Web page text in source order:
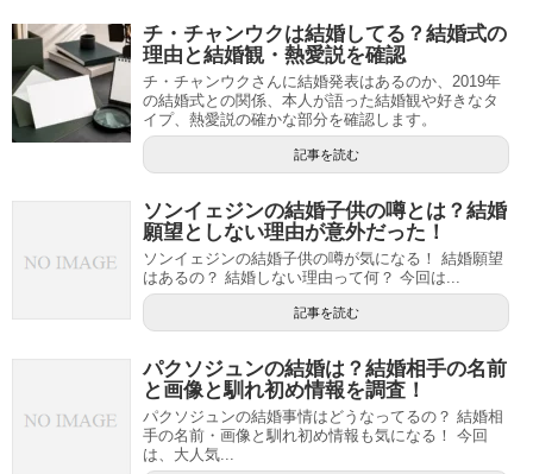
チ・チャンウクは結婚してる？結婚式の
理由と結婚観・熱愛説を確認
チ・チャンウクさんに結婚発表はあるのか、2019年
の結婚式との関係、本人が語った結婚観や好きなタ
イプ、熱愛説の確かな部分を確認します。
記事を読む
ソンイェジンの結婚子供の噂とは？結婚
願望としない理由が意外だった！
ソンイェジンの結婚子供の噂が気になる！ 結婚願望
はあるの？ 結婚しない理由って何？ 今回は...
記事を読む
パクソジュンの結婚は？結婚相手の名前
と画像と馴れ初め情報を調査！
パクソジュンの結婚事情はどうなってるの？ 結婚相
手の名前・画像と馴れ初め情報も気になる！ 今回
は、大人気...